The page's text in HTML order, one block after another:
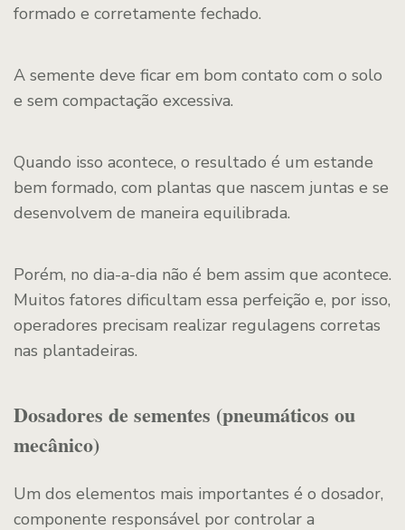
formado e corretamente fechado.
A semente deve ficar em bom contato com o solo
e sem compactação excessiva.
Quando isso acontece, o resultado é um estande
bem formado, com plantas que nascem juntas e se
desenvolvem de maneira equilibrada.
Porém, no dia-a-dia não é bem assim que acontece.
Muitos fatores dificultam essa perfeição e, por isso,
operadores precisam realizar regulagens corretas
nas plantadeiras.
Dosadores de sementes (pneumáticos ou
mecânico)
Um dos elementos mais importantes é o dosador,
componente responsável por controlar a